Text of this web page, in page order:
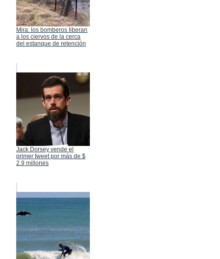
Mira: los bomberos liberan
a los ciervos de la cerca
del estanque de retención
Jack Dorsey vende el
primer tweet por más de $
2.9 millones